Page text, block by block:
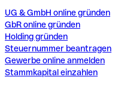
UG & GmbH online gründen
GbR online gründen
Holding gründen
Steuernummer beantragen
Gewerbe online anmelden
Stammkapital einzahlen